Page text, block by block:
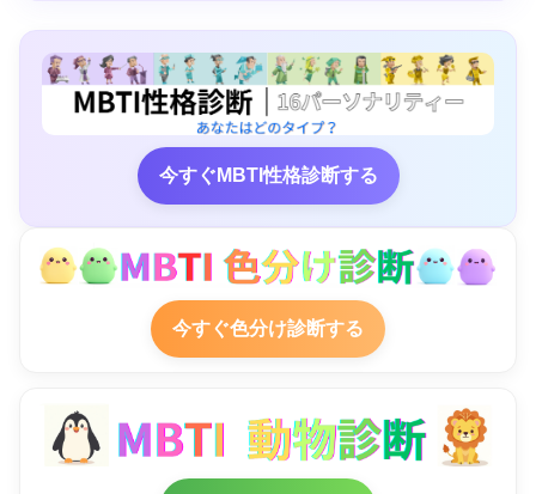
今すぐMBTI性格診断する
今すぐ色分け診断する